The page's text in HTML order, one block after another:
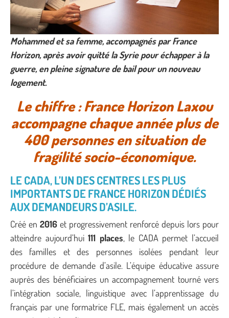
Mohammed et sa femme, accompagnés par France
Horizon, après avoir quitté la Syrie pour échapper à la
guerre, en pleine signature de bail pour un nouveau
logement.
Le chiffre : France Horizon Laxou
accompagne chaque année plus de
400 personnes en situation de
fragilité socio-économique.
LE CADA, L’UN DES CENTRES LES PLUS
IMPORTANTS DE FRANCE HORIZON DÉDIÉS
AUX DEMANDEURS D’ASILE.
Créé en 2016 et progressivement renforcé depuis lors pour
atteindre aujourd’hui111 places, le CADA permet l’accueil
des familles et des personnes isolées pendant leur
procédure de demande d’asile. L’équipe éducative assure
auprès des bénéficiaires un accompagnement tourné vers
l’intégration sociale, linguistique avec l’apprentissage du
français par une formatrice FLE, mais également un accès